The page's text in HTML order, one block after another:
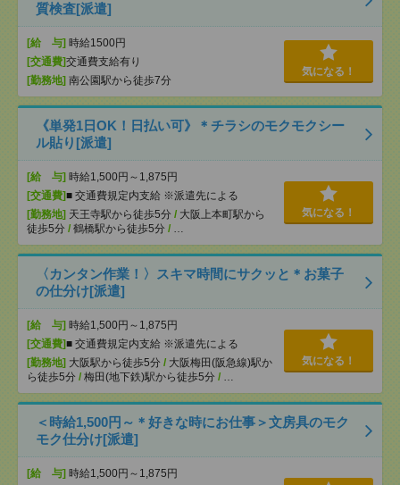
質検査[派遣]
[給 与] 時給1500円
[交通費]交通費支給有り
[勤務地] 南公園駅から徒歩7分
気になる！
《単発1日OK！日払い可》＊チラシのモクモクシー
ル貼り[派遣]
[給 与] 時給1,500円～1,875円
[交通費]■ 交通費規定内支給 ※派遣先による
[勤務地] 天王寺駅から徒歩5分 / 大阪上本町駅から
徒歩5分 / 鶴橋駅から徒歩5分 / …
気になる！
〈カンタン作業！〉スキマ時間にサクッと＊お菓子
の仕分け[派遣]
[給 与] 時給1,500円～1,875円
[交通費]■ 交通費規定内支給 ※派遣先による
[勤務地] 大阪駅から徒歩5分 / 大阪梅田(阪急線)駅か
ら徒歩5分 / 梅田(地下鉄)駅から徒歩5分 / …
気になる！
＜時給1,500円～＊好きな時にお仕事＞文房具のモク
モク仕分け[派遣]
[給 与] 時給1,500円～1,875円